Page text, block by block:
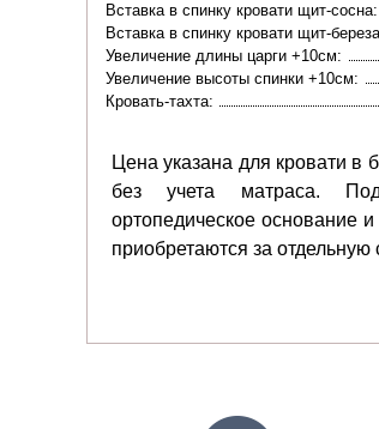
Вставка в спинку кровати щит-сосна:
Вставка в спинку кровати щит-
Увеличение длины царги +10см:
Увеличение высоты спинки +10см:
Кровать-тахта:
Цена указана для кровати в
без учета матраса.
ортопедическое основание
приобретаются за отдельную